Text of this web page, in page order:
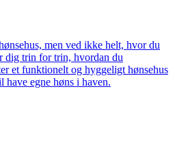
men ved ikke helt, hvor du
dig trin for trin, hvordan du
et funktionelt og hyggeligt hønsehus
egne høns i haven.